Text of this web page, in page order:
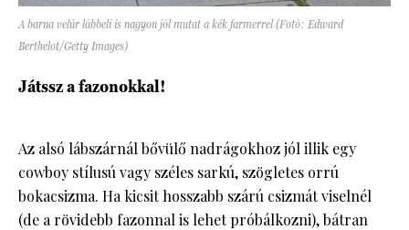
A barna velúr lábbeli is nagyon jól mutat a kék farmerrel (Fotó: Edward
Berthelot/Getty Images)
Játssz a fazonokkal!
Az alsó lábszárnál bővülő nadrágokhoz jól illik egy
cowboy stílusú vagy széles sarkú, szögletes orrú
bokacsizma. Ha kicsit hosszabb szárú csizmát viselnél
(de a rövidebb fazonnal is lehet próbálkozni), bátran